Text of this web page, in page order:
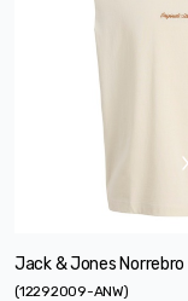
Jack & Jones
(12292009-ANW)